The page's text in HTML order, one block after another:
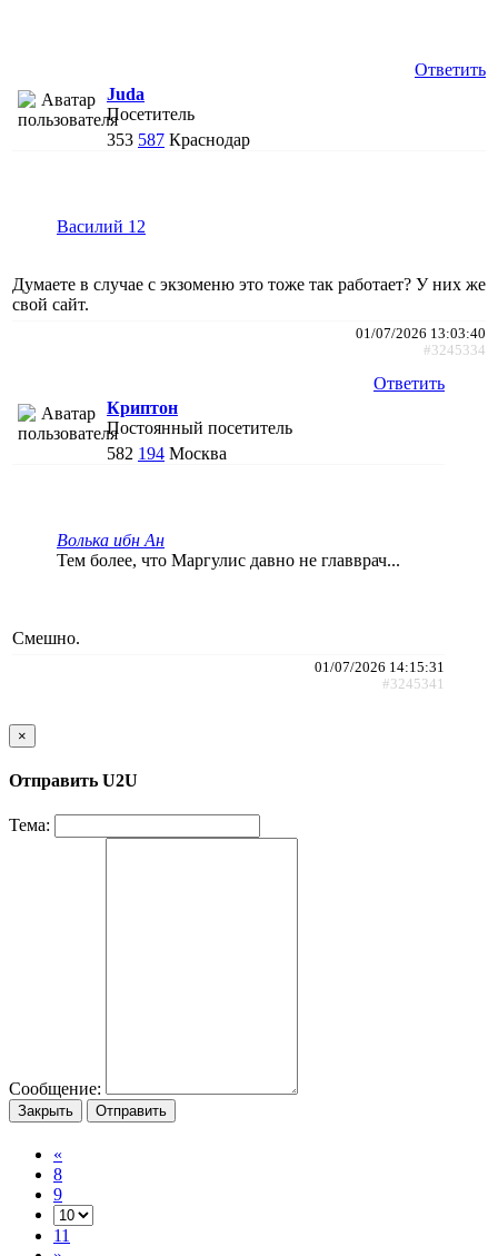
Ответить
Juda
Посетитель
353 587 Краснодар
Василий 12
Думаете в случае с экзоменю это тоже так работает? У них же
свой сайт.
01/07/2026 13:03:40
#3245334
Ответить
Криптон
Постоянный посетитель
582 194 Москва
Волька ибн Ан
Тем более, что Маргулис давно не главврач...
Смешно.
01/07/2026 14:15:31
#3245341
×
Отправить U2U
Тема:
Сообщение:
Закрыть Отправить
«
8
9
11